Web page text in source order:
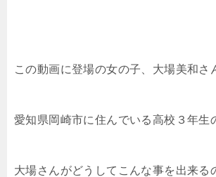
この動画に登場の女の子、大場美和さ
愛知県岡崎市に住んでいる高校３年生
大場さんがどうしてこんな事を出来る